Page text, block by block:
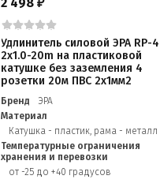
₽
Удлинитель силовой ЭРА RP-
2x1.0-20m на пластиковой
катушке без заземления 4
розетки 20м ПВС 2х1мм2
Бренд
ЭРА
Материал
Катушка - пластик, рама - металл
Температурные ограничения
хранения и перевозки
от -25 до +40 градусов